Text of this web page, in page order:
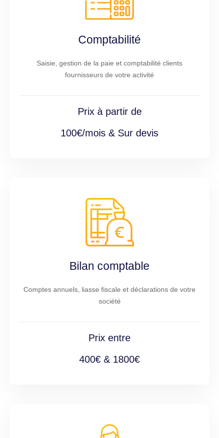
Comptabilité
Saisie, gestion de la paie et comptabilité clients
fournisseurs de votre activité
Prix à partir de
100€/mois & Sur devis
Bilan comptable
Comptes annuels, liasse fiscale et déclarations de votre
société
Prix entre
400€ & 1800€